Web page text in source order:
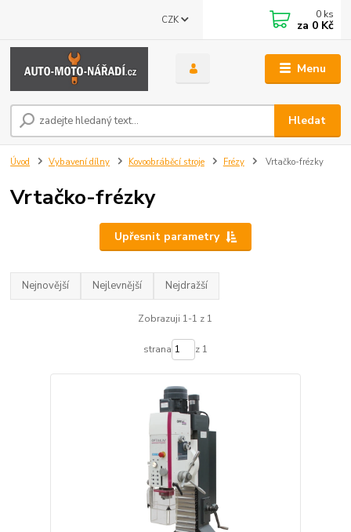
Menu
CZK
Hledat
0 ks
za 0 Kč
Úvod Vybavení dílny Kovoobráběcí stroje Frézy Vrtačko-frézky
Vrtačko-frézky
Upřesnit parametry
Nejnovější Nejlevnější Nejdražší
Zobrazuji 1-1 z 1
strana z 1